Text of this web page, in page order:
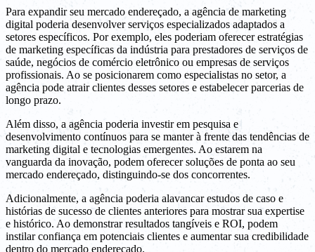
Para expandir seu mercado endereçado, a agência de marketing
digital poderia desenvolver serviços especializados adaptados a
setores específicos. Por exemplo, eles poderiam oferecer estratégias
de marketing específicas da indústria para prestadores de serviços de
saúde, negócios de comércio eletrônico ou empresas de serviços
profissionais. Ao se posicionarem como especialistas no setor, a
agência pode atrair clientes desses setores e estabelecer parcerias de
longo prazo.
Além disso, a agência poderia investir em pesquisa e
desenvolvimento contínuos para se manter à frente das tendências de
marketing digital e tecnologias emergentes. Ao estarem na
vanguarda da inovação, podem oferecer soluções de ponta ao seu
mercado endereçado, distinguindo-se dos concorrentes.
Adicionalmente, a agência poderia alavancar estudos de caso e
histórias de sucesso de clientes anteriores para mostrar sua expertise
e histórico. Ao demonstrar resultados tangíveis e ROI, podem
instilar confiança em potenciais clientes e aumentar sua credibilidade
dentro do mercado endereçado.